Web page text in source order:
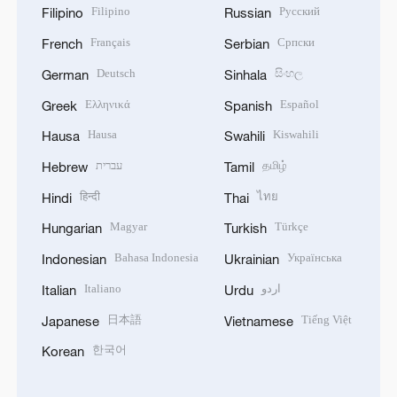
Filipino Filipino
French Français
German Deutsch
Greek Ελληνικά
Hausa Hausa
Hebrew עברית
Hindi हिन्दी
Hungarian Magyar
Indonesian Bahasa Indonesia
Italian Italiano
Japanese 日本語
Korean 한국어
Russian Русский
Serbian Српски
Sinhala සිංහල
Spanish Español
Swahili Kiswahili
Tamil தமிழ்
Thai ไทย
Turkish Türkçe
Ukrainian Українська
Urdu اردو
Vietnamese Tiếng Việt